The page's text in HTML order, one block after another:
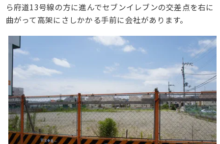
ら府道13号線の方に進んでセブンイレブンの交差点を右に
曲がって高架にさしかかる手前に会社があります。